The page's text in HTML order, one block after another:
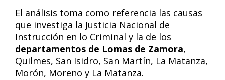
El análisis toma como referencia las causas
que investiga la Justicia Nacional de
Instrucción en lo Criminal y la de los
departamentos de Lomas de Zamora,
Quilmes, San Isidro, San Martín, La Matanza,
Morón, Moreno y La Matanza.